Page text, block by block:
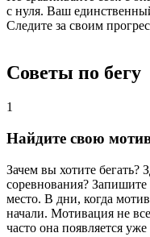
с нуля. Ваш
Следите за своим
Советы по бегу
1
Найдите свою
Зачем вы хотите бегать?
соревнования?
место. В дни, когда
начали. Мотивация не
часто она появляется